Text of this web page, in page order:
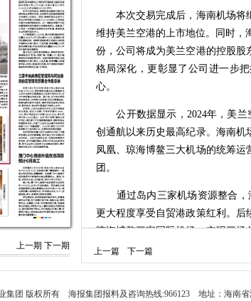
上一期 下一期
本次交易完成后，海南机场将
维持美兰空港的上市地位。同时，
份，公司将成为美兰空港的控股
格局深化，更彰显了公司进一步
心。
公开数据显示，2024年，美兰
创通航以来历史最高纪录。海南机
凤凰、琼海博鳌三大机场的统筹运
团。
通过岛内三家机场资源整合，
更大程度享受自贸港政策红利。后
琼海博鳌三家国际机场，实现三
户枢纽。
上一篇 下一篇